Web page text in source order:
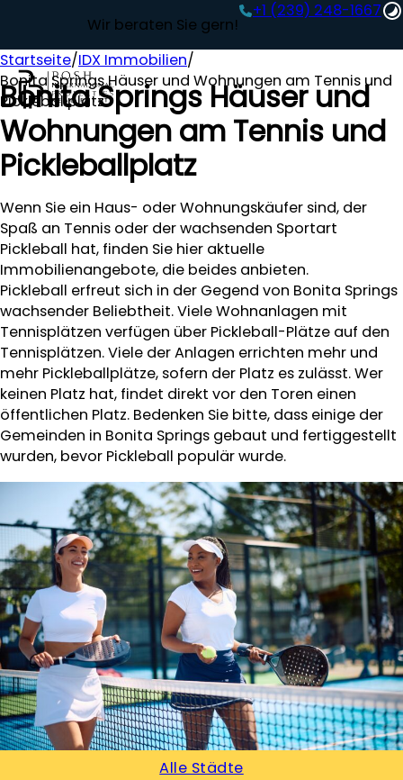
Wir beraten Sie gern!
+1 (239) 248-1667‬
Startseite/IDX Immobilien/
Bonita Springs Häuser und Wohnungen am Tennis und
Pickleballplatz
Bonita Springs Häuser und
Wohnungen am Tennis und
Pickleballplatz
Wenn Sie ein Haus- oder Wohnungskäufer sind, der
Spaß an Tennis oder der wachsenden Sportart
Pickleball hat, finden Sie hier aktuelle
Immobilienangebote, die beides anbieten.
Pickleball erfreut sich in der Gegend von Bonita Springs
wachsender Beliebtheit. Viele Wohnanlagen mit
Tennisplätzen verfügen über Pickleball-Plätze auf den
Tennisplätzen. Viele der Anlagen errichten mehr und
mehr Pickleballplätze, sofern der Platz es zulässt. Wer
keinen Platz hat, findet direkt vor den Toren einen
öffentlichen Platz. Bedenken Sie bitte, dass einige der
Gemeinden in Bonita Springs gebaut und fertiggestellt
wurden, bevor Pickleball populär wurde.
Alle Städte